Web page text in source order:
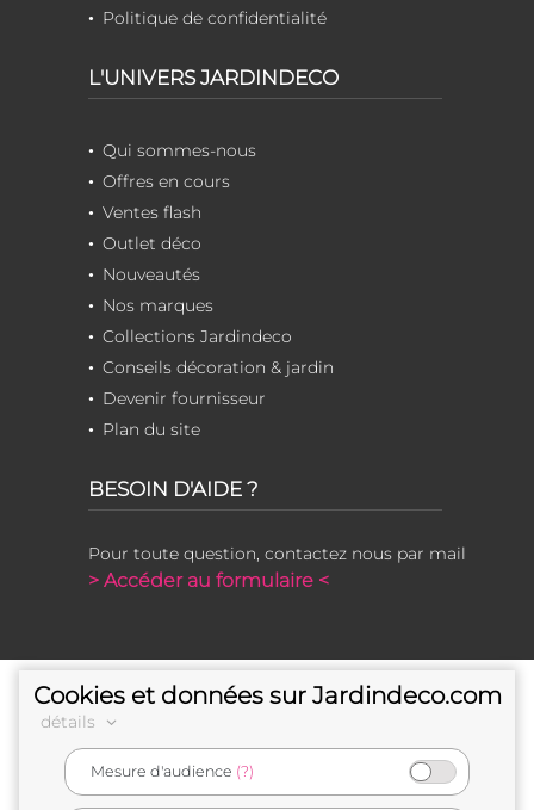
Politique de confidentialité
L'UNIVERS JARDINDECO
Qui sommes-nous
Offres en cours
Ventes flash
Outlet déco
Nouveautés
Nos marques
Collections Jardindeco
Conseils décoration & jardin
Devenir fournisseur
Plan du site
BESOIN D'AIDE ?
Pour toute question, contactez nous par mail
> Accéder au formulaire <
Cookies et données sur Jardindeco.com
détails
Mesure d'audience (?)